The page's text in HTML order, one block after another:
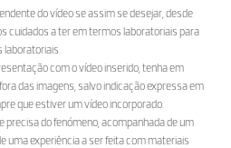
do vídeo se assim se desejar, desde
cuidados a ter em termos laboratoriais para
com o vídeo inserido, tenha em
das imagens, salvo indicação expressa em
que estiver um vídeo incorporado.
precisa do fenómeno, acompanhada de um
uma experiência a ser feita com materiais